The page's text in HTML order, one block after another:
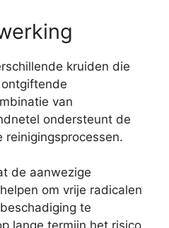
kruiden die
van
ondersteunt de
reinigingsprocessen.
de aanwezige
om vrije radicalen
te